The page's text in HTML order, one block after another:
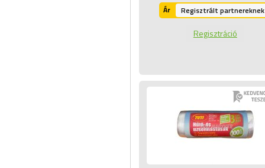
Ár Regisztrált partnereknek
Regisztráció